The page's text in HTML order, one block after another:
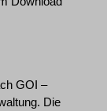
GOI –
Die